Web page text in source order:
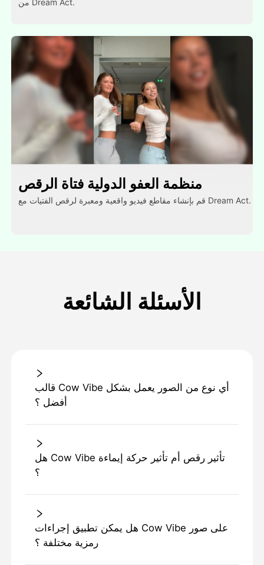
منظمة العفو الدولية فتاة الرقص
قم بإنشاء مقاطع فيديو واقعية ومعبرة لرقص الفتيات مع Dream Act.
الأسئلة الشائعة
قالب Cow Vibe أي نوع من الصور يعمل بشكل
أفضل ؟
هل Cow Vibe تأثير رقص أم تأثير حركة إيماءة
؟
هل يمكن تطبيق إجراءات Cow Vibe على صور
رمزية مختلفة ؟